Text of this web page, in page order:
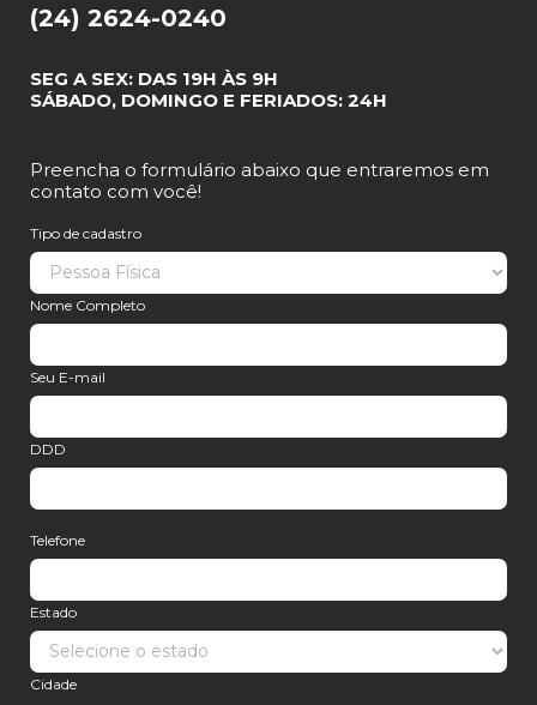
(24) 2624-0240
SEG A SEX: DAS 19H ÀS 9H
SÁBADO, DOMINGO E FERIADOS: 24H
Preencha o formulário abaixo que entraremos em
contato com você!
Tipo de cadastro
Nome Completo
Seu E-mail
DDD
Telefone
Estado
Cidade